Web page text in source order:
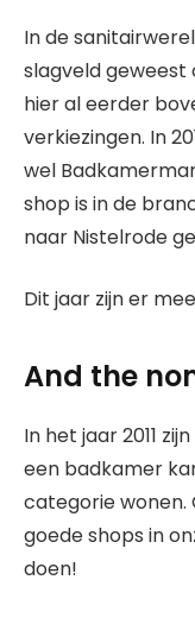
In de
slagveld geweest
hier al eerder
verkiezingen. In
wel
shop is in de
naar Nistelrode
Dit jaar zijn er
And the
In het jaar 2011
een badkamer
categorie wonen.
goede shops in
doen!